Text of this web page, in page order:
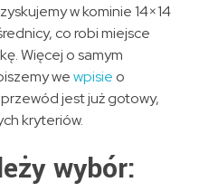
w kominie 14×14
co robi miejsce
Więcej o samym
wewpisie o
jest już gotowy,
kryteriów.
wybór: